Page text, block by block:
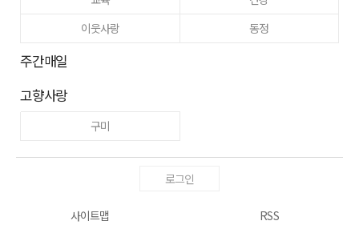
이웃사랑
동정
주간매일
고향사랑
구미
로그인
사이트맵 RSS